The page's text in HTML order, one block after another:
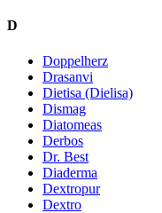
D
Doppelherz
Drasanvi
Dietisa (Dielisa)
Dismag
Diatomeas
Derbos
Dr. Best
Diaderma
Dextropur
Dextro